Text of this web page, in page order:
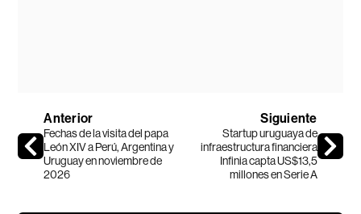
Anterior
Fechas de la visita del papa
León XIV a Perú, Argentina y
Uruguay en noviembre de
2026
Siguiente
Startup uruguaya de
infraestructura financiera
Infinia capta US$13,5
millones en Serie A